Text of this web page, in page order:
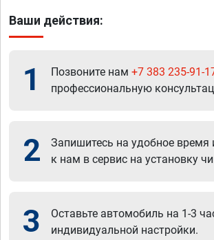
Ваши действия:
1 Позвоните нам +7 383 235-91-
профессиональную
2
Запишитесь на удобное время
к нам в сервис на установку
3
Оставьте автомобиль на 1-3
индивидуальной настройки.